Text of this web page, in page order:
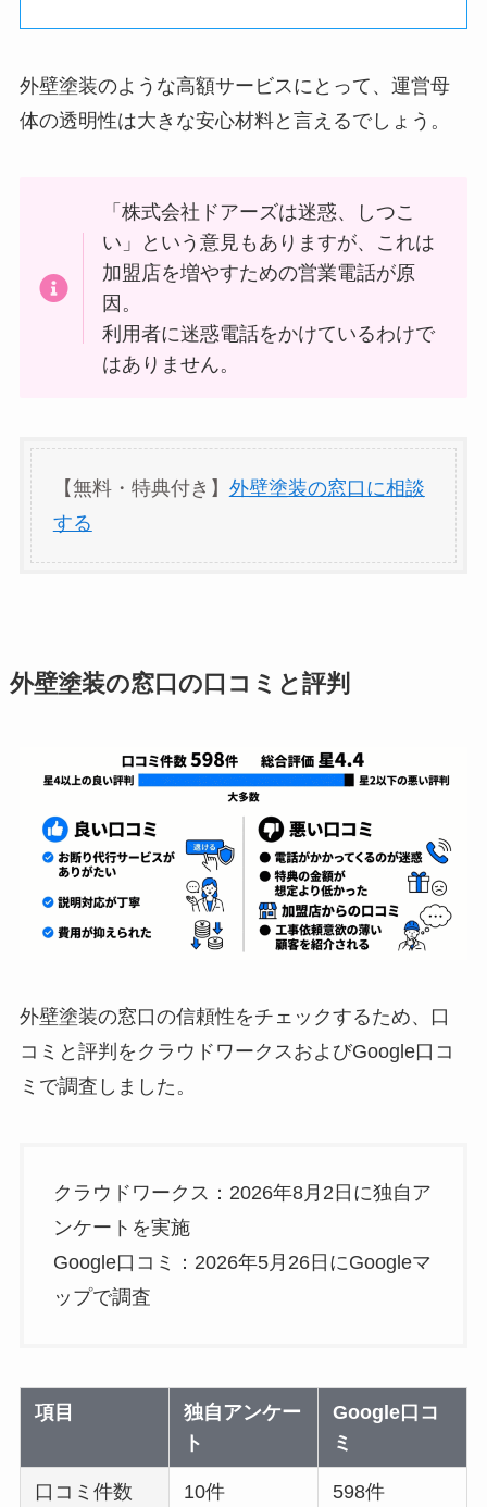
外壁塗装のような高額サービスにとって、運営母
体の透明性は大きな安心材料と言えるでしょう。
「株式会社ドアーズは迷惑、しつこ
い」という意見もありますが、これは
加盟店を増やすための営業電話が原
因。
利用者に迷惑電話をかけているわけで
はありません。
【無料・特典付き】 外壁塗装の窓口に相談
する
外壁塗装の窓口の口コミと評判
外壁塗装の窓口の信頼性をチェックするため、口
コミと評判をクラウドワークスおよびGoogle口コ
ミで調査しました。
クラウドワークス：2026年8月2日に独自ア
ンケートを実施
Google口コミ：2026年5月26日にGoogleマ
ップで調査
項目
独自アンケー
ト
Google口コ
ミ
口コミ件数 10件 598件